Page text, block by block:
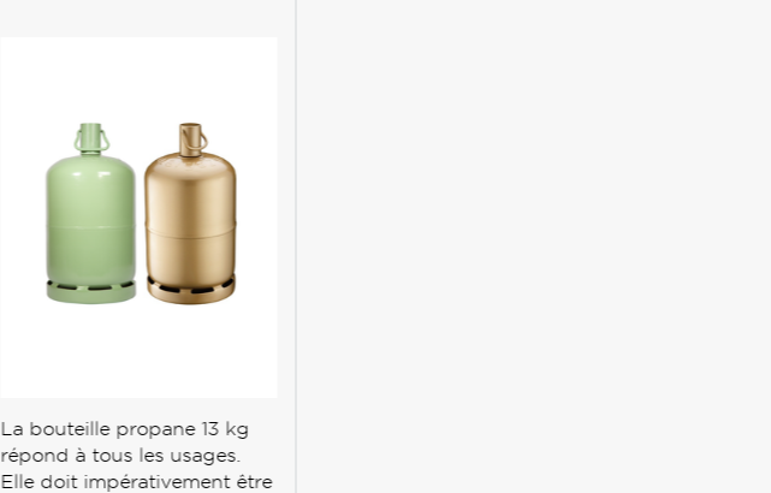
La bouteille propane 13 kg
répond à tous les usages.
Elle doit impérativement être